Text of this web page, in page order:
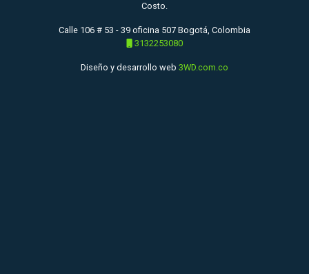
Costo.
Calle 106 # 53 - 39 oficina 507 Bogotá, Colombia
3132253080
Diseño y desarrollo web 3WD.com.co